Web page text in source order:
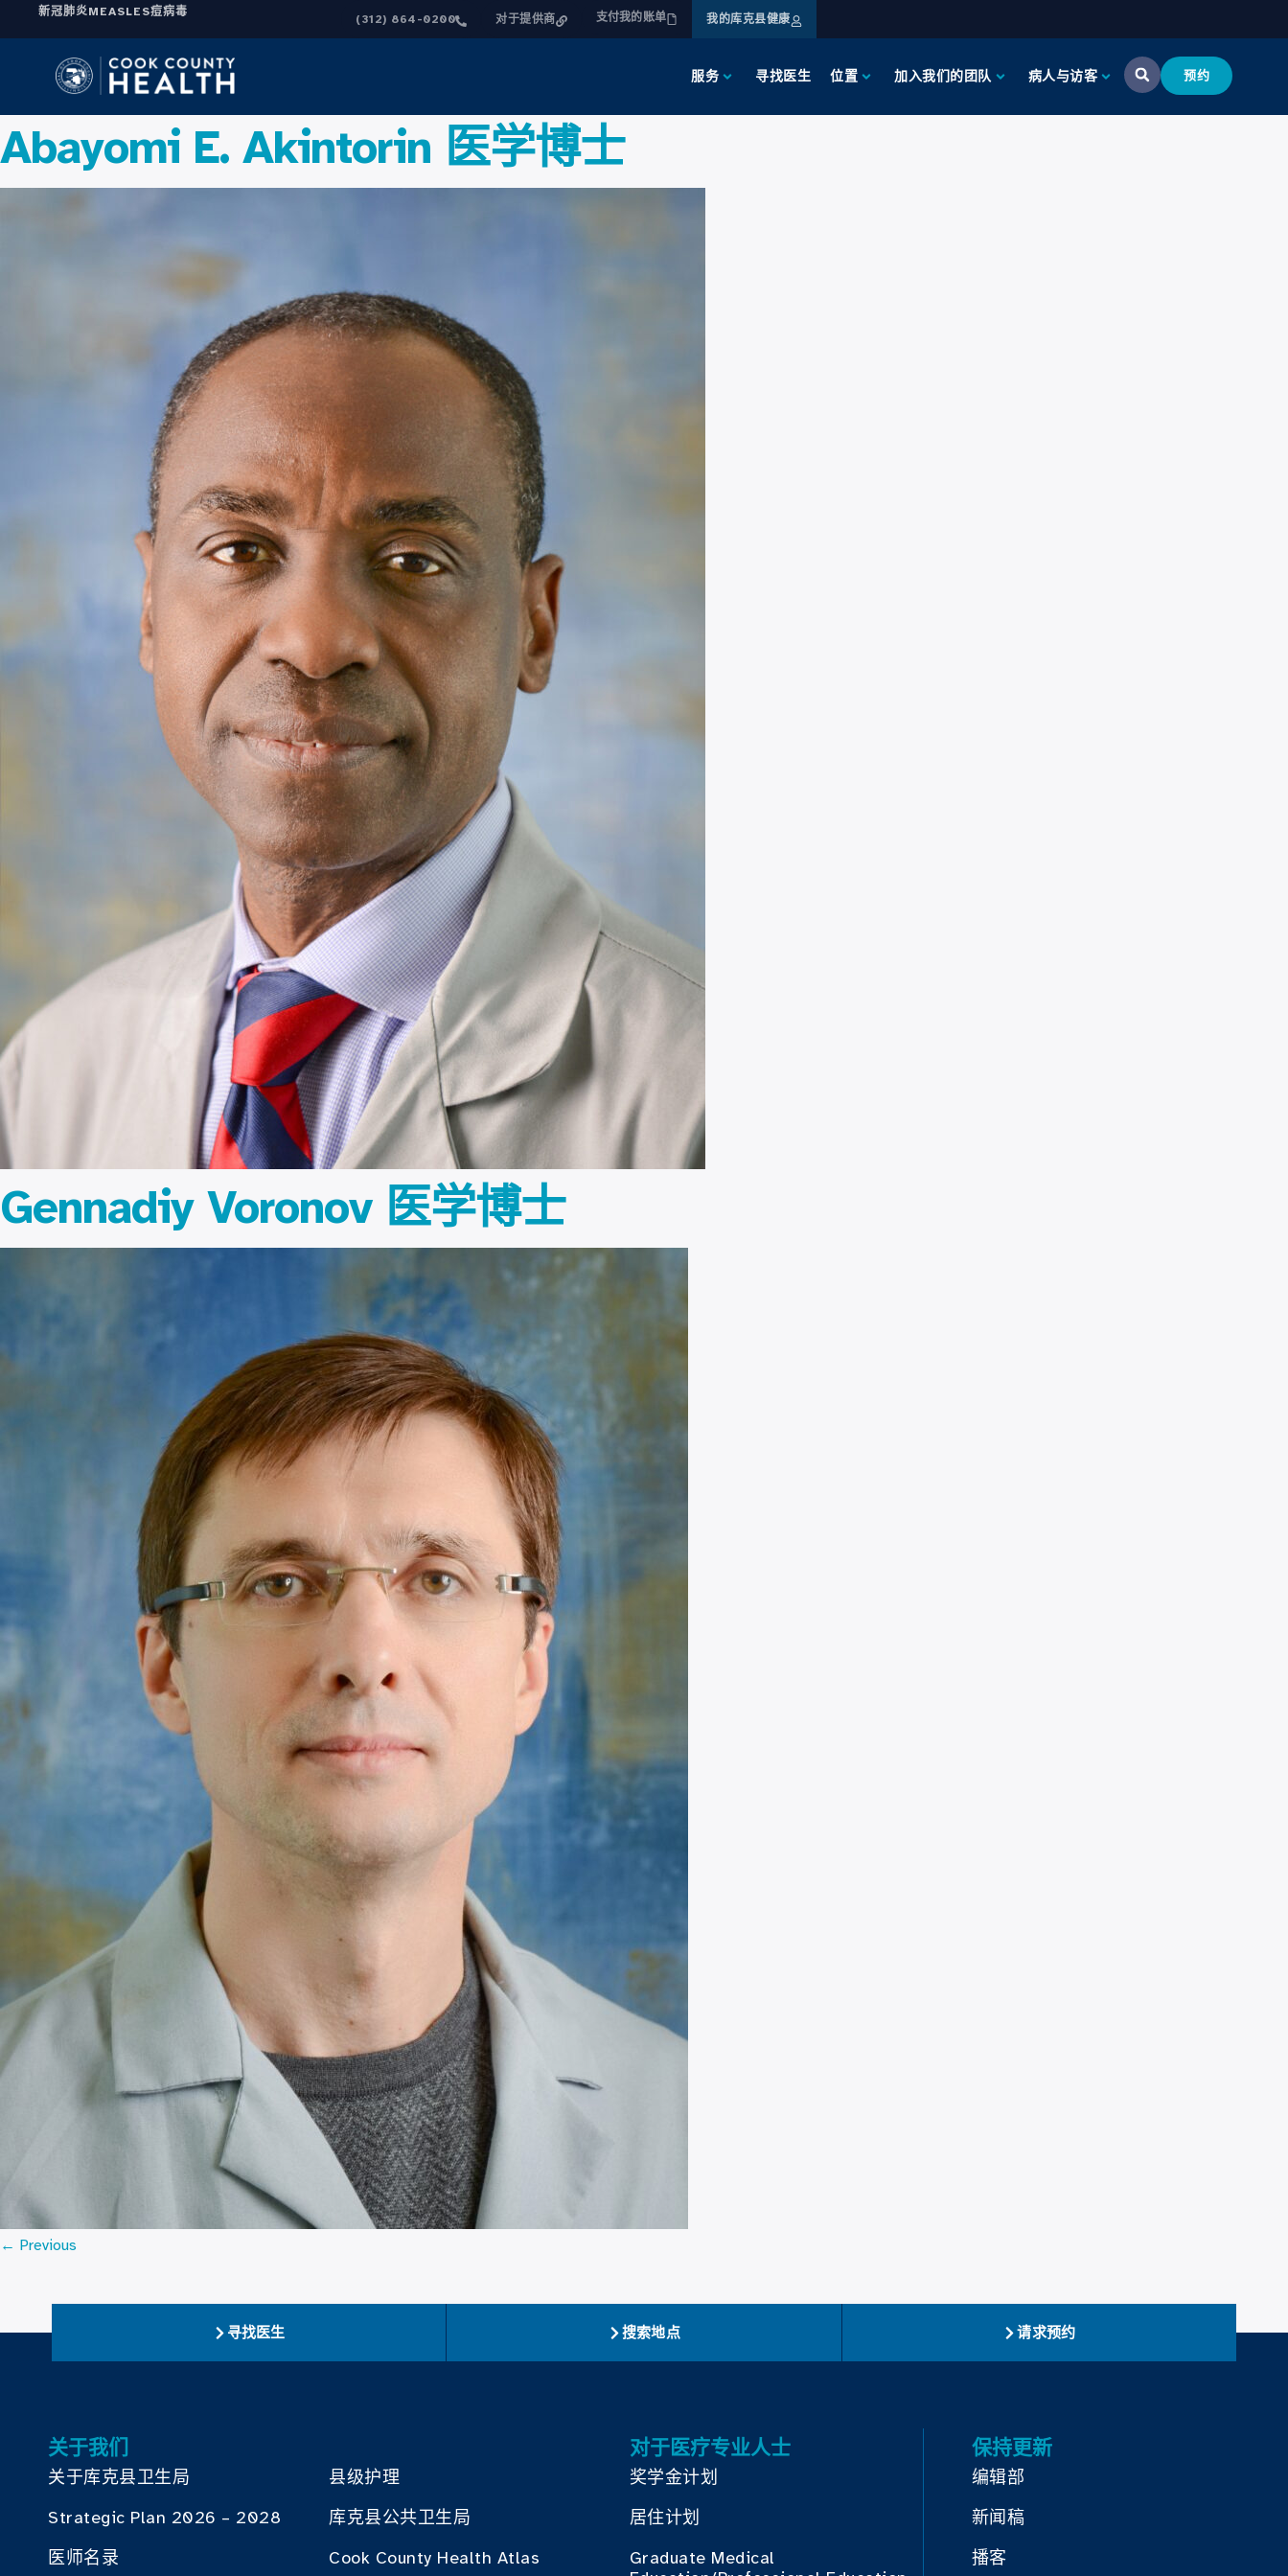
新冠肺炎MEASLES痘病毒
(312) 864-0200 对于提供商 支付我的账单 我的库克县健康
服务 寻找医生 位置 加入我们的团队 病人与访客 预约
Abayomi E. Akintorin 医学博士
Gennadiy Voronov 医学博士
← Previous
寻找医生 搜索地点 请求预约
关于我们
关于库克县卫生局
Strategic Plan 2026 – 2028
医师名录
县级护理
库克县公共卫生局
Cook County Health Atlas
对于医疗专业人士
奖学金计划
居住计划
Graduate Medical
保持更新
编辑部
新闻稿
播客